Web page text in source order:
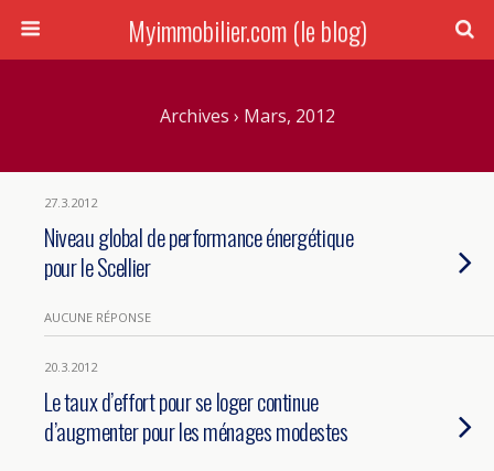
Myimmobilier.com (le blog)
Archives › Mars, 2012
27.3.2012
Niveau global de performance énergétique
pour le Scellier
AUCUNE RÉPONSE
20.3.2012
Le taux d’effort pour se loger continue
d’augmenter pour les ménages modestes